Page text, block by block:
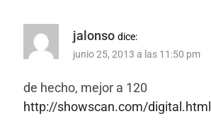
jalonso dice:
junio 25, 2013 a las 11:50 pm
de hecho, mejor a 120
http://showscan.com/digital.html